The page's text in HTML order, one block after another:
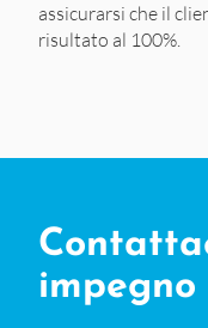
assicurarsi che il
risultato al 100%.
impegno